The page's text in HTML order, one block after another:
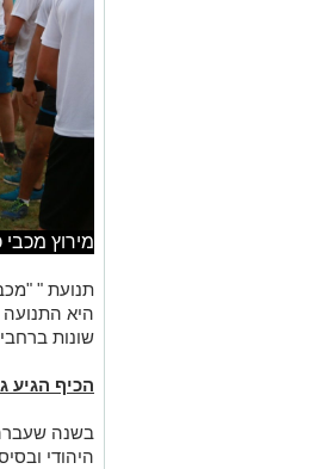
מירוץ מכבי
תנועת "
שונות
הכיף הגיע
בשנה
היהודי